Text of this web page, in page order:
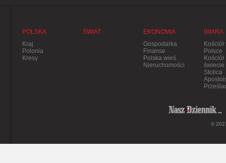
POLSKA
Kraj
Polonia
Kresy
ŚWIAT
EKONOMIA
Gospodarka
Finanse
Polska wieś
Nieruchomości
WIARA
Kościół
Polsce
Kościół
świecie
Stolica
©